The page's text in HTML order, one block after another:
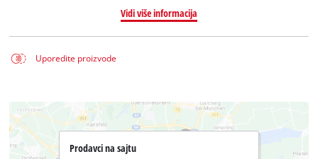
Vidi više informacija
Uporedite proizvode
Prodavci na sajtu